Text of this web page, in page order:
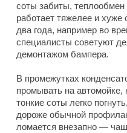
соты забиты,
работает тяжелее и
два года, например во
специалисты советуют
демонтажом бампера.
В промежутках
промывать на автомойке,
тонкие соты легко
дороже обычной
ломается внезапно —